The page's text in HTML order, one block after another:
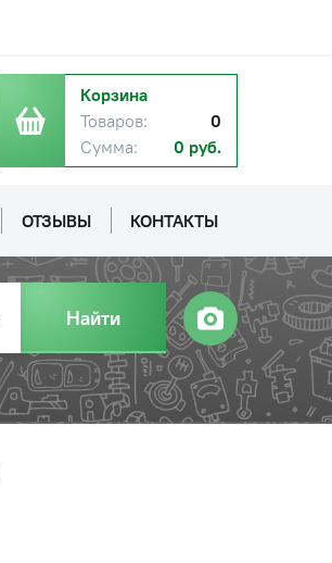
Корзина
Товаров:
0
Сумма:
0 руб.
ОТЗЫВЫ КОНТАКТЫ
Найти